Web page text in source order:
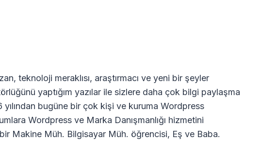
teknoloji meraklısı, araştırmacı ve yeni bir şeyler
yaptığım yazılar ile sizlere daha çok bilgi paylaşma
bugüne bir çok kişi ve kuruma Wordpress
Wordpress ve Marka Danışmanlığı hizmetini
Makine Müh. Bilgisayar Müh. öğrencisi, Eş ve Baba.